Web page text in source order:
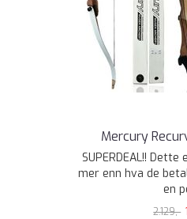
Mercury
SUPERDEAL!!
mer enn hva de
en
2.129,-